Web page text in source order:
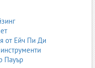
от Ейч Пи Ди
Пауър